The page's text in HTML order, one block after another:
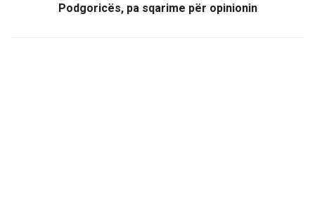
Podgoricës, pa sqarime për opinionin